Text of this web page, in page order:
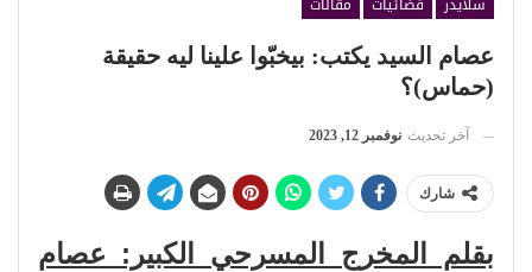
عصام السيد يكتب: بيخبّوا علينا ليه حقيقة
(حماس)؟
آخر تحديث نوفمبر 12, 2023
شارك
بقلم المخرج المسرحي الكبير: عصام